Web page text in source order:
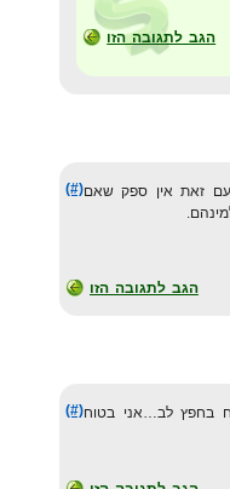
הגב לתגובה הזו
(#)עם זאת אין ספק שאם
הגב לתגובה הזו
(#)בחפץ לב…אני בטוח